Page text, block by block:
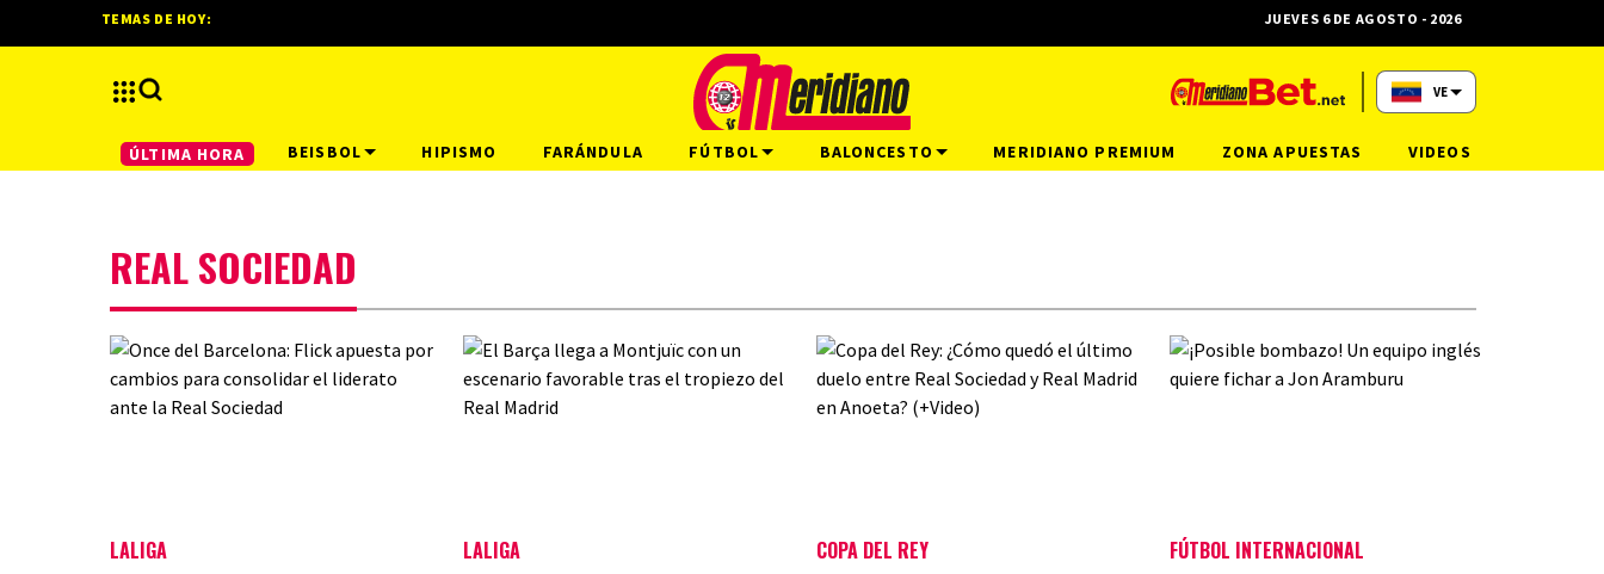
REAL SOCIEDAD
LALIGA LALIGA COPA DEL REY FÚTBOL INTERNACIONAL
TEMAS DE HOY: JUEVES 6 DE AGOSTO - 2026
VE
ÚLTIMA HORA BEISBOL HIPISMO FARÁNDULA FÚTBOL BALONCESTO MERIDIANO PREMIUM ZONA APUESTAS VIDEOS